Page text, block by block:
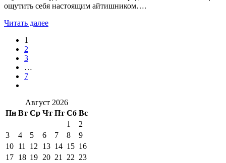
ощутить себя настоящим айтишником….
Читать далее
1
2
3
…
7
Август 2026
Пн Вт Ср Чт Пт Сб Вс
1
2
3
4 5 6 7 8
9
10 11 12 13 14 15 16
17 18 19 20 21 22 23